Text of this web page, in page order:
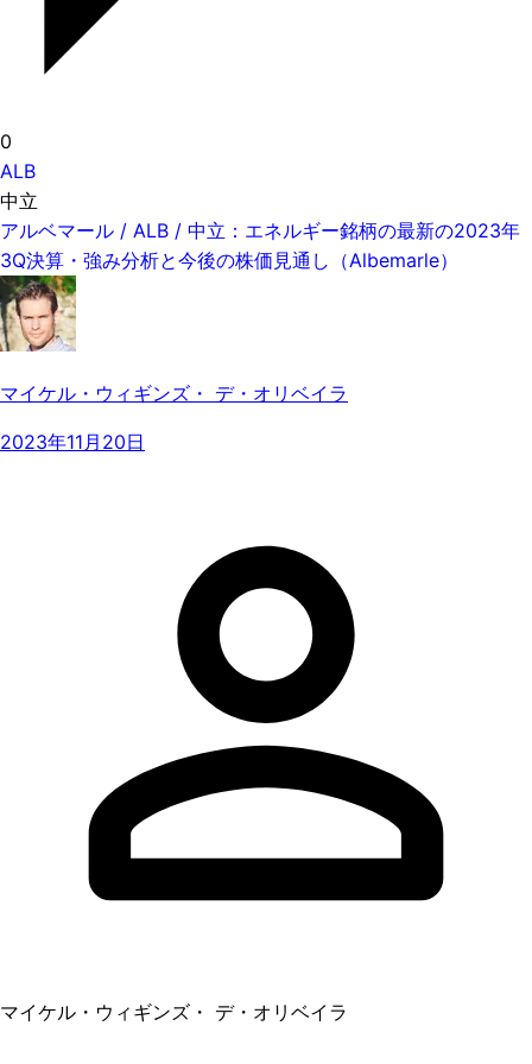
0
ALB
中立
アルベマール / ALB / 中立：エネルギー銘柄の最新の2023年
3Q決算・強み分析と今後の株価見通し（Albemarle）
マイケル・ウィギンズ・ デ・オリベイラ
2023年11月20日
マイケル・ウィギンズ・ デ・オリベイラ